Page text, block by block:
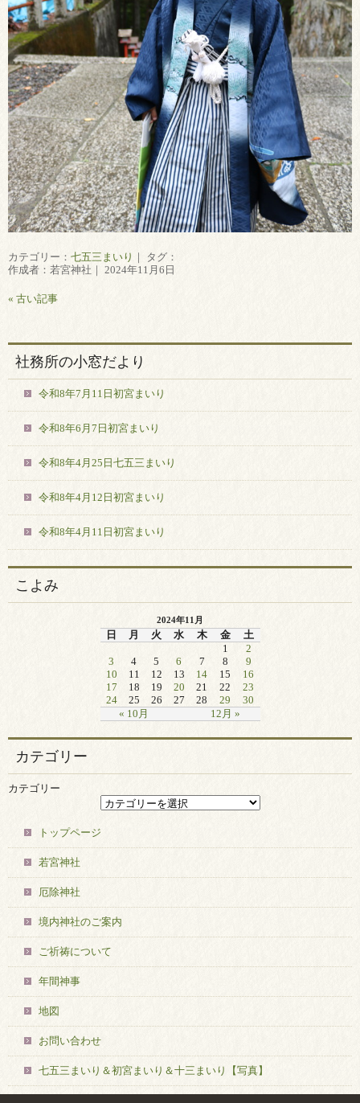
カテゴリー： 七五三まいり ｜ タグ：
作成者：若宮神社｜ 2024年11月6日
« 古い記事
社務所の小窓だより
令和8年7月11日初宮まいり
令和8年6月7日初宮まいり
令和8年4月25日七五三まいり
令和8年4月12日初宮まいり
令和8年4月11日初宮まいり
こよみ
2024年11月
日 月 火 水 木 金 土
« 10月 12月 »
1
2
3
4 5 6 7 8
9
10
11 12 13 14 15
16
17
18 19 20 21 22
23
24
25 26 27 28 29 30
カテゴリー
カテゴリー
トップページ
若宮神社
厄除神社
境内神社のご案内
ご祈祷について
年間神事
地図
お問い合わせ
七五三まいり＆初宮まいり＆十三まいり【写真】